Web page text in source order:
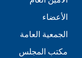
الأعضاء
الجمعية العامة
مكتب المجلس